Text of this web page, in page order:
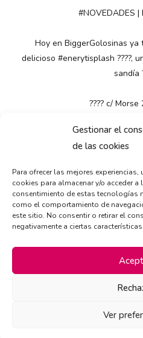
Gestionar el
de las cookies
Para ofrecer las mejores
cookies para almacenar y/o acceder
consentimiento de estas tecnologías
como el comportamiento de
este sitio. No consentir o retirar el
negativamente a ciertas
Ver
#NOVEDADES |
Hoy en BiggerGolosinas
delicioso #enerytisplash ????,
sandía
????c/ Morse
????
????
#biggergolosinas
#enerytisplash